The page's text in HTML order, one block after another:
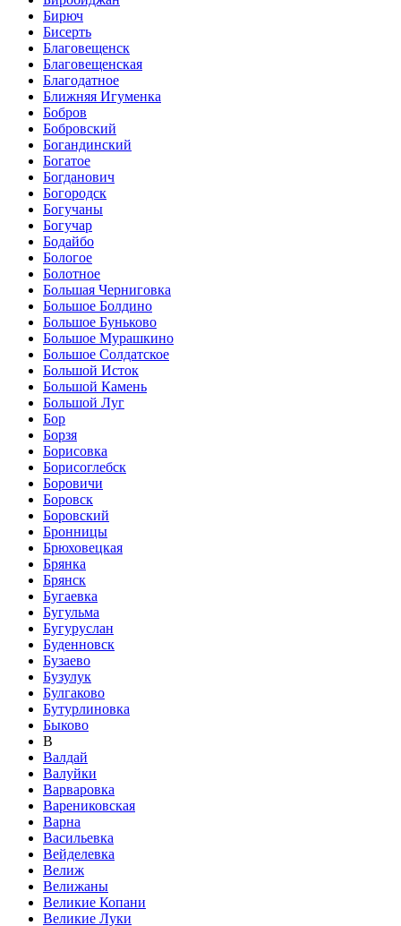
Бирюч
Бисерть
Благовещенск
Благовещенская
Благодатное
Ближняя Игуменка
Бобров
Бобровский
Богандинский
Богатое
Богданович
Богородск
Богучаны
Богучар
Бодайбо
Бологое
Болотное
Большая Черниговка
Большое Болдино
Большое Буньково
Большое Мурашкино
Большое Солдатское
Большой Исток
Большой Камень
Большой Луг
Бор
Борзя
Борисовка
Борисоглебск
Боровичи
Боровск
Боровский
Бронницы
Брюховецкая
Брянка
Брянск
Бугаевка
Бугульма
Бугуруслан
Буденновск
Бузаево
Бузулук
Булгаково
Бутурлиновка
Быково
В
Валдай
Валуйки
Варваровка
Варениковская
Варна
Васильевка
Вейделевка
Велиж
Велижаны
Великие Копани
Великие Луки